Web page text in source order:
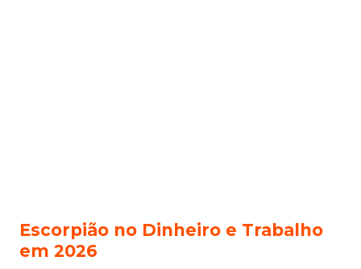
Escorpião no Dinheiro e Trabalho
em 2026